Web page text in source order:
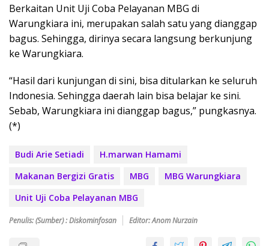
Berkaitan Unit Uji Coba Pelayanan MBG di
Warungkiara ini, merupakan salah satu yang dianggap
bagus. Sehingga, dirinya secara langsung berkunjung
ke Warungkiara.
“Hasil dari kunjungan di sini, bisa ditularkan ke seluruh
Indonesia. Sehingga daerah lain bisa belajar ke sini.
Sebab, Warungkiara ini dianggap bagus,” pungkasnya.
(*)
Budi Arie Setiadi
H.marwan Hamami
Makanan Bergizi Gratis
MBG
MBG Warungkiara
Unit Uji Coba Pelayanan MBG
Penulis: (Sumber) : Diskominfosan Editor: Anom Nurzain